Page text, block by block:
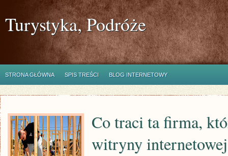
Turystyka, Podróże
STRONA GŁÓWNA SPIS TREŚCI BLOG INTERNETOWY
Co traci ta firma,
witryny